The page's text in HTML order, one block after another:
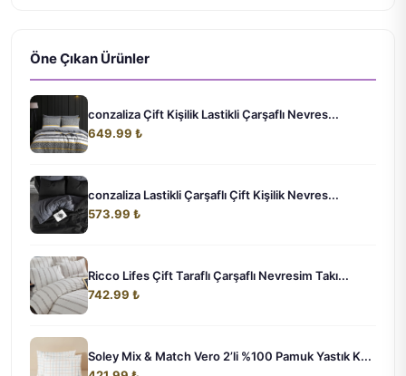
Öne Çıkan Ürünler
conzaliza Çift Kişilik Lastikli Çarşaflı Nevres...
649.99 ₺
conzaliza Lastikli Çarşaflı Çift Kişilik Nevres...
573.99 ₺
Ricco Lifes Çift Taraflı Çarşaflı Nevresim Takı...
742.99 ₺
Soley Mix & Match Vero 2’li %100 Pamuk Yastık K...